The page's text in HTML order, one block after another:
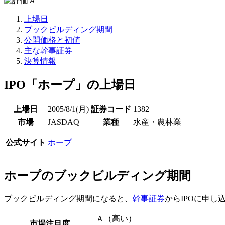
上場日
ブックビルディング期間
公開価格と初値
主な幹事証券
決算情報
IPO「ホープ」の上場日
上場日 2005/8/1(月) 証券コード 1382
市場
JASDAQ 業種 水産・農林業
公式サイト ホープ
ホープのブックビルディング期間
ブックビルディング期間になると、 幹事証券からIPOに申し
Ａ（高い）